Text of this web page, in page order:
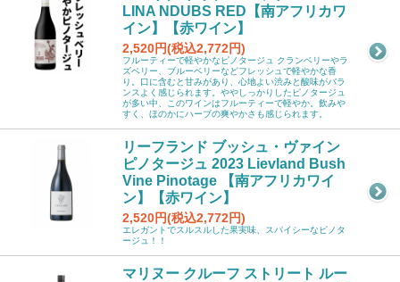
LINA NDUBS RED【南アフリカワ
イン】【赤ワイン】
2,520円(税込2,772円)
フルーティーで軽やかなピノタージュ クランベリーやラ
ズベリー、ブルーベリーなどフレッシュで軽やかな香
り。口に含むと甘みがあり、心地よい渋みと酸味がバラ
ンスよく感じられます。ややしっかりしたピノタージュ
が多い中、このワインはフルーティーで軽やか。飲みや
すく、ほのかにハーブの爽やかさも感じられます。
リーフランド ブッシュ・ヴァイン
ピノタージュ 2023 Lievland Bush
Vine Pinotage 【南アフリカワイ
ン】【赤ワイン】
2,520円(税込2,772円)
エレガントでスルスルした果実味、スパイシーなピノタ
ージュ！！
マリヌー クルーフ ストリート ルー